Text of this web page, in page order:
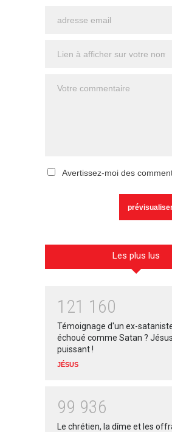
Avertissez-moi des
Les plus lus
1 21 1 60
Témoignage d'un ex-
échoué comme Satan ?
puissant !
JÉSUS
99 936
Le chrétien, la dîme et les